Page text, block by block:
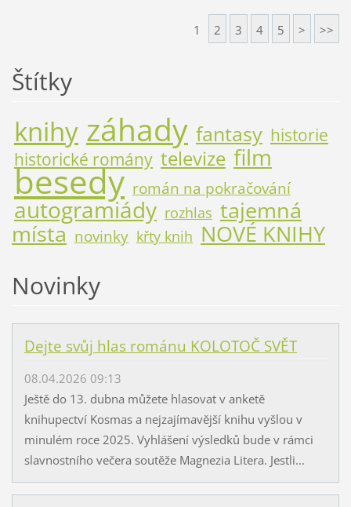
1 2 3 4 5 > >>
Štítky
knihy záhady fantasy historie
historické romány televize film
besedy román na pokračování
autogramiády rozhlas tajemná
místa novinky křty knih NOVÉ KNIHY
Novinky
Dejte svůj hlas románu KOLOTOČ SVĚT
08.04.2026 09:13
Ještě do 13. dubna můžete hlasovat v anketě
knihupectví Kosmas a nejzajímavější knihu vyšlou v
minulém roce 2025. Vyhlášení výsledků bude v rámci
slavnostního večera soutěže Magnezia Litera. Jestli...